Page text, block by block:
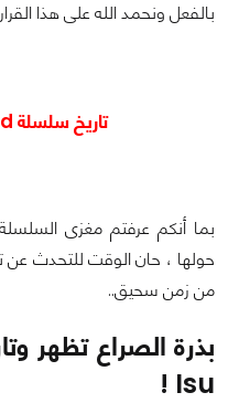
بالفعل ونحمد الله على هذا
تاريخ سلسلة Assassin's Creed
بما أنكم عرفتم مغزى السلسلة
حولها ، حان الوقت للتحدث عن
من زمن سحيق..
بذرة الصراع تظهر
Isu !